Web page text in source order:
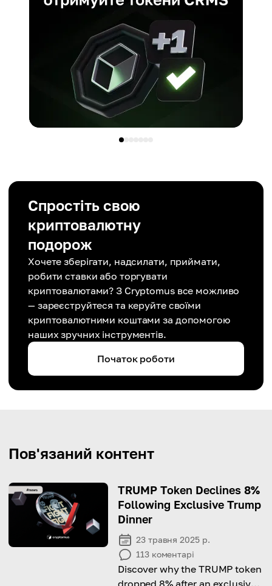
Спростіть свою
криптовалютну
подорож
Хочете зберігати, надсилати, приймати,
робити ставки або торгувати
криптовалютами? З Cryptomus все можливо
— зареєструйтеся та керуйте своїми
криптовалютними коштами за допомогою
наших зручних інструментів.
Початок роботи
Пов'язаний контент
TRUMP Token Declines 8%
Following Exclusive Trump
Dinner
23 травня 2025 р.
113 коментарі
Discover why the TRUMP token
dropped 8% after an exclusive